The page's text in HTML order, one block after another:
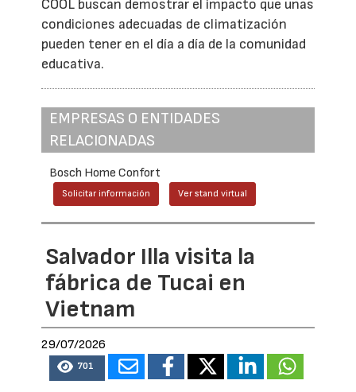
COOL buscan demostrar el impacto que unas
condiciones adecuadas de climatización
pueden tener en el día a día de la comunidad
educativa.
EMPRESAS O ENTIDADES
RELACIONADAS
Bosch Home Confort
Solicitar información Ver stand virtual
Salvador Illa visita la
fábrica de Tucai en
Vietnam
29/07/2026
701